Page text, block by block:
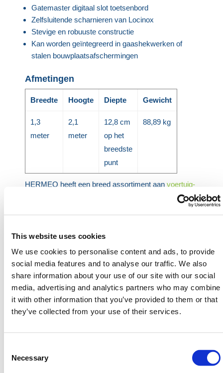
This website uses cookies
We use cookies to personalise content and ads, to provide
social media features and to analyse our traffic. We also
share information about your use of our site with our social
media, advertising and analytics partners who may combine
it with other information that you’ve provided to them or that
they’ve collected from your use of their services.
Selection
Necessary
Gatemaster digitaal slot toetsenbord
Zelfsluitende scharnieren van Locinox
Stevige en robuuste constructie
Kan worden geïntegreerd in gaashekwerken of
stalen bouwplaatsafschermingen
Afmetingen
Breedte Hoogte Diepte Gewicht
1,3
meter
2,1
meter
12,8 cm
op het
breedste
punt
88,89 kg
HERMEQ heeft een breed assortiment aanvoertuig-
tijdelijke gaashekwerken
alle vereiste veiligheidsspecificaties en regelgeving.
Heb je nog hulp nodig? Neem dan
contact op met HERMEQ.
Neem contact op door te e-mailen
naarsales@hermeq.nlof bel ons tussen 9:00 en
17:00 op+31 202417011